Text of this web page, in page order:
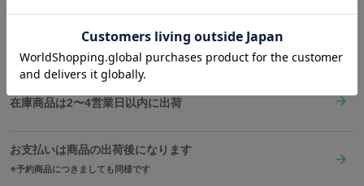
ピーリーモデルのボディバッグにもバッチリ収まるコンパクトサイ
ズで、いつでもピーリーと一緒に過ごすことができるアイテムで
す！
原産国／ 中国
送料は全国一律1,000円。表示価格は全て税込みです。
在庫商品は2〜4営業日以内に出荷
お支払いは商品の出荷後になります
予約商品につきましても同様です